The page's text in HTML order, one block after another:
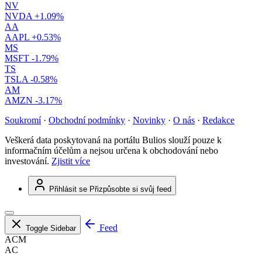
NV
NVDA +1.09%
AA
AAPL +0.53%
MS
MSFT -1.79%
TS
TSLA -0.58%
AM
AMZN -3.17%
Soukromí · Obchodní podmínky · Novinky · O nás · Redakce
Veškerá data poskytovaná na portálu Bulios slouží pouze k
informačním účelům a nejsou určena k obchodování nebo
investování. Zjistit více
Přihlásit se Přizpůsobte si svůj feed
Toggle Sidebar
Feed
ACM
AC